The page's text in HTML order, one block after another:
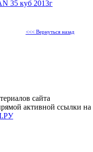
35 куб 2013г
<<< Вернуться назад
сайта
активной ссылки на